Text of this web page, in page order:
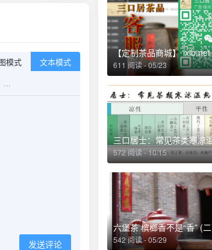
模式 文本模式
发送评论
611 阅读 - 05/23
572 阅读 - 10/15
542 阅读 - 05/29